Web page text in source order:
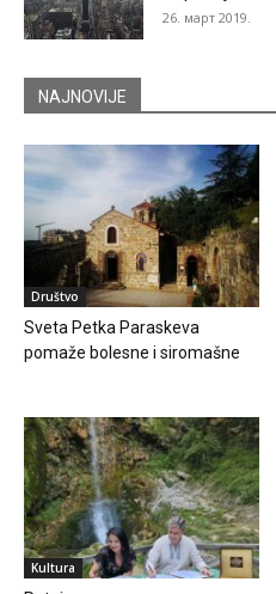
26. март 2019.
NAJNOVIJE
Društvo
Sveta Petka Paraskeva
pomaže bolesne i siromašne
Kultura